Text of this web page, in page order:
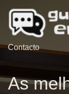
Contacto
As